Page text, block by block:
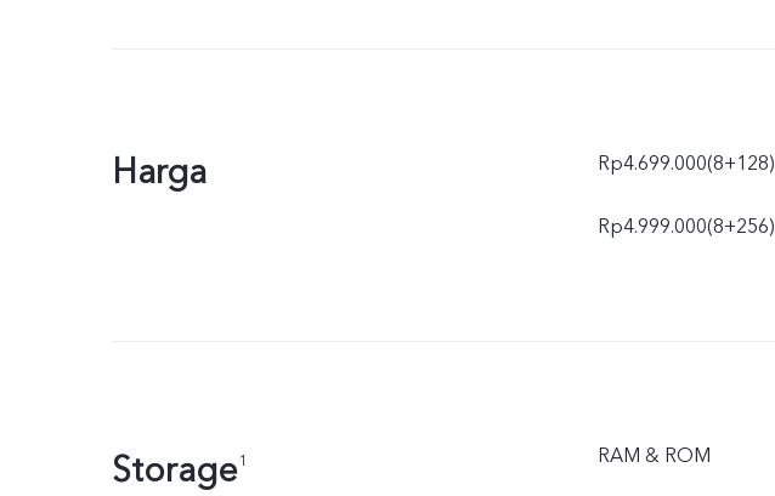
Harga Rp4.699.000(8+128)
Rp4.999.000(8+256)
Storage1 RAM & ROM